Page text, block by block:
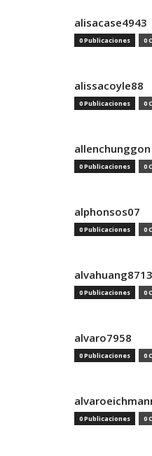
alisacase4943
0 Publicaciones 0
alissacoyle88
0 Publicaciones 0
allenchunggon
0 Publicaciones 0
alphonsos07
0 Publicaciones 0
0 Publicaciones 0
alvaro7958
0 Publicaciones 0
0 Publicaciones 0